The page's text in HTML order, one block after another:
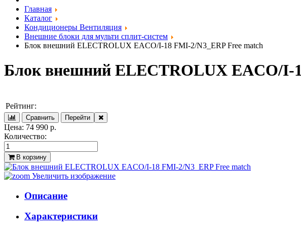
Главная
Каталог
Кондиционеры Вентиляция
Внешние блоки для мульти сплит-систем
Блок внешний ELECTROLUX EACO/I-18 FMI-2/N3_ERP Free match
Блок внешний ELECTROLUX EACO/I-
Рейтинг:
Цена: 74 990 р.
Количество:
В корзину
Увеличить изображение
Описание
Характеристики